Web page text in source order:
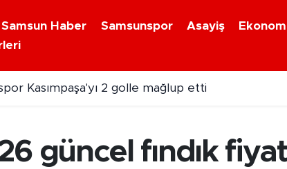
Samsun Haber Samsunspor Asayiş
Kasımpaşa'yı 2 golle mağlup etti
güncel fındık